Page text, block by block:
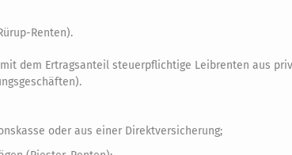
Renten).
dem Ertragsanteil steuerpflichtige Leibrenten aus
oder aus einer Direktversicherung;